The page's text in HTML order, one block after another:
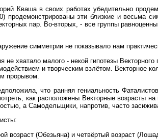
Кваша в своих работах убедительно
продемонстрированы эти близкие и весьма
пар. Во-вторых, - все группы
симметрии не показывало нам
не хватало малого - некой гипотезы
и творческим взлётом. Векторное
прорывом.
что ранняя гениальность
как расположены Векторные возрасты
а Самодельщики, напротив, часто
возраст (Обезьяна) и четвёртый возраст